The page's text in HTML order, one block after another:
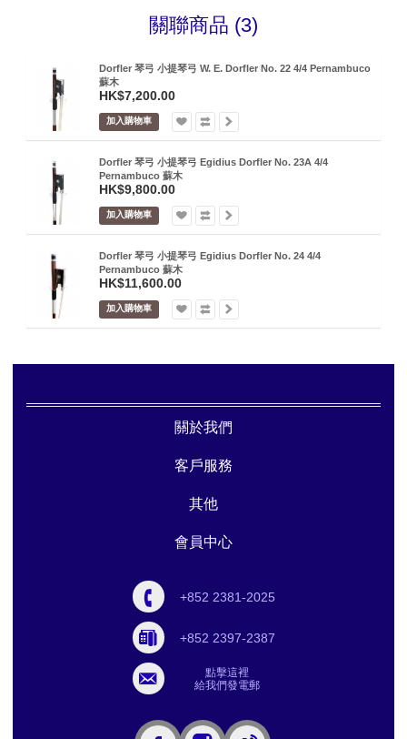
關聯商品 (3)
Dorfler 琴弓 小提琴弓 W. E. Dorfler No. 22 4/4 Pernambuco
蘇木
HK$7,200.00
加入購物車
Dorfler 琴弓 小提琴弓 Egidius Dorfler No. 23A 4/4
Pernambuco 蘇木
HK$9,800.00
加入購物車
Dorfler 琴弓 小提琴弓 Egidius Dorfler No. 24 4/4
Pernambuco 蘇木
HK$11,600.00
加入購物車
關於我們
客戶服務
其他
會員中心
+852 2381-2025
+852 2397-2387
點擊這裡
給我們發電郵